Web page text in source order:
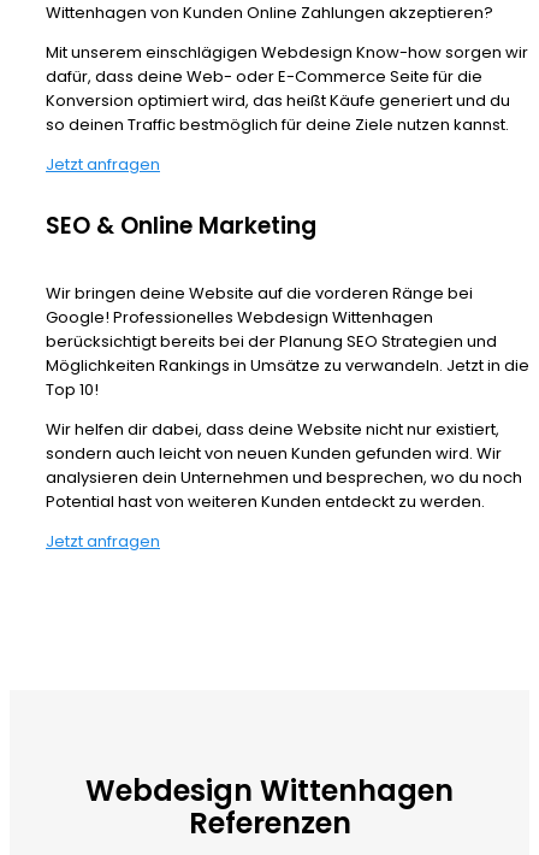
Wittenhagen von Kunden Online Zahlungen akzeptieren?
Mit unserem einschlägigen Webdesign Know-how sorgen wir
dafür, dass deine Web- oder E-Commerce Seite für die
Konversion optimiert wird, das heißt Käufe generiert und du
so deinen Traffic bestmöglich für deine Ziele nutzen kannst.
Jetzt anfragen
SEO & Online Marketing
Wir bringen deine Website auf die vorderen Ränge bei
Google! Professionelles Webdesign Wittenhagen
berücksichtigt bereits bei der Planung SEO Strategien und
Möglichkeiten Rankings in Umsätze zu verwandeln. Jetzt in die
Top 10!
Wir helfen dir dabei, dass deine Website nicht nur existiert,
sondern auch leicht von neuen Kunden gefunden wird. Wir
analysieren dein Unternehmen und besprechen, wo du noch
Potential hast von weiteren Kunden entdeckt zu werden.
Jetzt anfragen
Webdesign Wittenhagen
Referenzen